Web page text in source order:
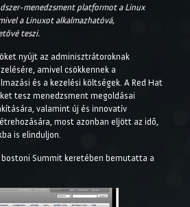
menedzsment platformot a Linux
a Linuxot alkalmazhatóvá,
teszi.
nyújt az adminisztrátoroknak
amivel csökkennek a
és a kezelési költségek. A Red Hat
tesz menedzsment megoldásai
valamint új és innovatív
most azonban eljött az idő,
is elinduljon.
bostoni Summit keretében bemutatta a